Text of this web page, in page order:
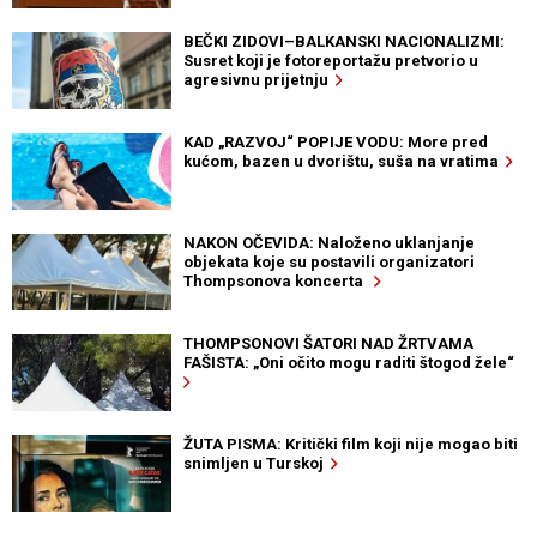
BEČKI ZIDOVI–BALKANSKI NACIONALIZMI:
Susret koji je fotoreportažu pretvorio u
agresivnu prijetnju
KAD „RAZVOJ“ POPIJE VODU: More pred
kućom, bazen u dvorištu, suša na vratima
NAKON OČEVIDA: Naloženo uklanjanje
objekata koje su postavili organizatori
Thompsonova koncerta
THOMPSONOVI ŠATORI NAD ŽRTVAMA
FAŠISTA: „Oni očito mogu raditi štogod žele“
ŽUTA PISMA: Kritički film koji nije mogao biti
snimljen u Turskoj